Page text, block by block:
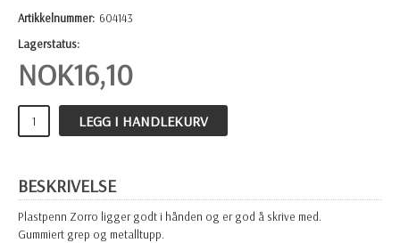
Artikkelnummer: 604143
Lagerstatus:
NOK16,10
LEGG I HANDLEKURV
BESKRIVELSE
Plastpenn Zorro ligger godt i hånden og er god å skrive med.
Gummiert grep og metalltupp.